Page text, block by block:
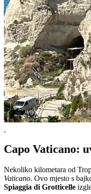
Capo Vaticano:
Nekoliko kilometara od
Vaticano. Ovo mjesto s
Spiaggia di Grotticelle